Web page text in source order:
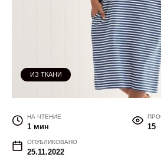
ИЗ ТКАНИ
НА ЧТЕНИЕ
1 мин 15
ОПУБЛИКОВАНО
25.11.2022